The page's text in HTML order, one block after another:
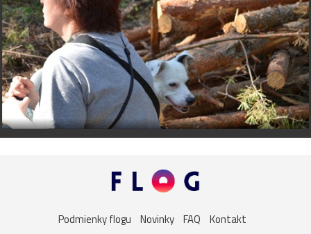
Podmienky flogu Novinky FAQ Kontakt